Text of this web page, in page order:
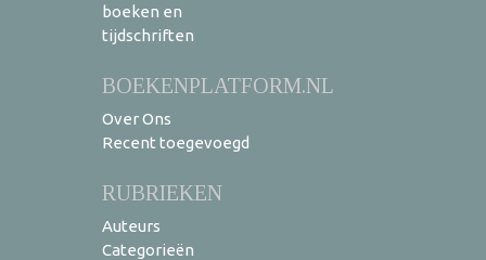
boeken en
tijdschriften
BOEKENPLATFORM.NL
Over Ons
Recent toegevoegd
RUBRIEKEN
Auteurs
Categorieën